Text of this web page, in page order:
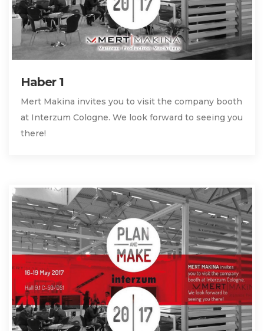
Haber 1
Mert Makina invites you to visit the company booth
at Interzum Cologne. We look forward to seeing you
there!